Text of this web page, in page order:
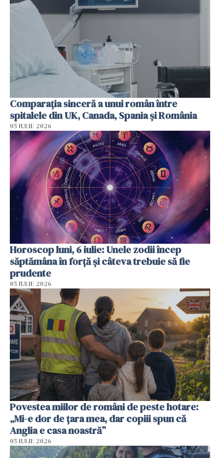
Comparația sinceră a unui român între
spitalele din UK, Canada, Spania și România
05 IULIE 2026
Horoscop luni, 6 iulie: Unele zodii încep
săptămâna în forță și câteva trebuie să fie
prudente
05 IULIE 2026
Povestea miilor de români de peste hotare:
„Mi-e dor de țara mea, dar copiii spun că
Anglia e casa noastră”
05 IULIE 2026